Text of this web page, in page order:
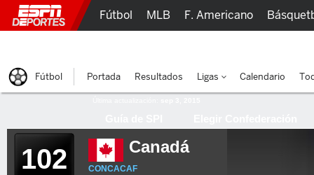
102 Canadá
CONCACAF
Fútbol MLB F. Americano
Fútbol Portada Resultados Ligas Calendario